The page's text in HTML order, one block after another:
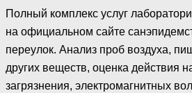
Полный комплекс услуг
на официальном сайте
переулок. Анализ проб воздуха,
других веществ, оценка действия
загрязнения, электромагнитных